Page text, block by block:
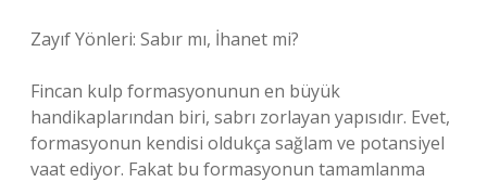
Zayıf Yönleri: Sabır mı, İhanet mi?
Fincan kulp formasyonunun en büyük
handikaplarından biri, sabrı zorlayan yapısıdır. Evet,
formasyonun kendisi oldukça sağlam ve potansiyel
vaat ediyor. Fakat bu formasyonun tamamlanma